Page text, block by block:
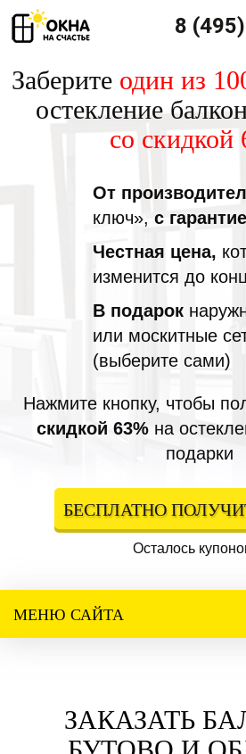
8
Заберите один из
остекление
со скидкой
От
ключ», с
Честная цена,
изменится до
В подарок
или москитные
(выберите сами)
Нажмите кнопку, чтобы
скидкой 63% на
подарки
БЕСПЛАТНО
Осталось
МЕНЮ САЙТА
ЗАКАЗАТЬ